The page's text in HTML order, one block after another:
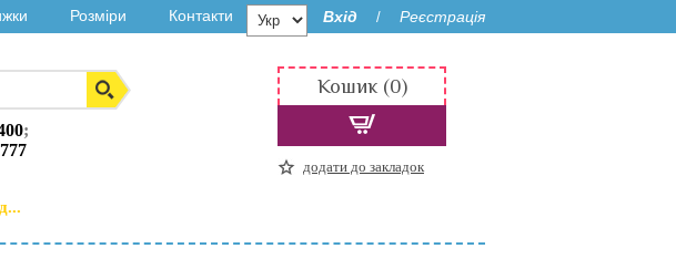
Розміри Контакти Вхід / Реєстрація
;
Кошик (0)
додати до закладок